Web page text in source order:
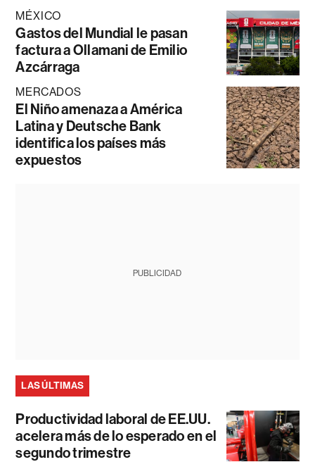
MÉXICO
Gastos del Mundial le pasan
factura a Ollamani de Emilio
Azcárraga
MERCADOS
El Niño amenaza a América
Latina y Deutsche Bank
identifica los países más
expuestos
PUBLICIDAD
LAS ÚLTIMAS
Productividad laboral de EE.UU.
acelera más de lo esperado en el
segundo trimestre